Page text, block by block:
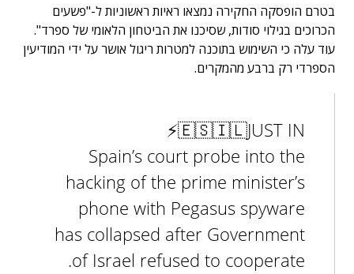
בטרם הופסקה החקירה נמצאו ראיות ראשוניות ל-"פשעים
הכרוכים בגילוי סודות, שסיכנו את הביטחון הלאומי של ספרד".
עוד עלה כי השימוש בתוכנה למטרות ריגול אושר על ידי המודיעין
הספרדי רק ברבע מהמקרים.
⚡️🇪🇸🇮🇱JUST IN
Spain’s court probe into the
hacking of the prime minister’s
phone with Pegasus spyware
has collapsed after Government
of Israel refused to cooperate.